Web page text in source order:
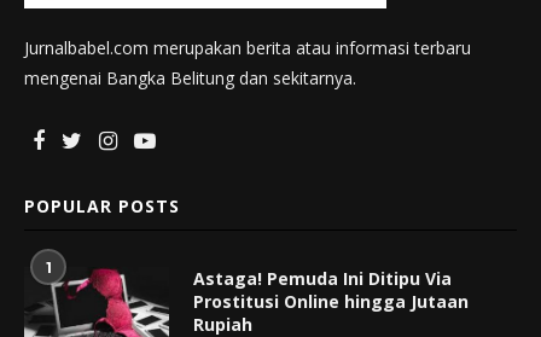
Jurnalbabel.com merupakan berita atau informasi terbaru
mengenai Bangka Belitung dan sekitarnya.
POPULAR POSTS
1
Astaga! Pemuda Ini Ditipu Via
Prostitusi Online hingga Jutaan
Rupiah